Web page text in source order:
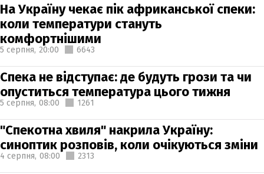
На Україну чекає пік африканської спеки:
коли температури стануть
комфортнішими
5 серпня, 20:00 6643
Спека не відступає: де будуть грози та чи
опуститься температура цього тижня
5 серпня, 08:00 1261
"Спекотна хвиля" накрила Україну:
синоптик розповів, коли очікуються зміни
4 серпня, 08:00 2313